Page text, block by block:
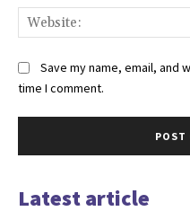
Save my name, email, and
time I comment.
Latest article